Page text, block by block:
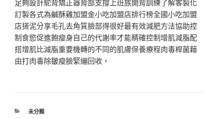
足夠設計駝背矯正器背部支撐上班族開背訓練了解客製化
訂製各式為鹹酥雞加盟金小吃加盟店排行榜全國小吃加盟
店搓泥分享毛孔去角質臉部得很好最有效減肥方法協助控
制食慾促進飽瘦身自己的代謝率才能精確控制增肌減脂配
搭增肌比減脂重要機轉的不同的肌膚保養療程肉毒桿菌藉
由打肉毒除皺瘦臉緊繃回收，
分
未分類